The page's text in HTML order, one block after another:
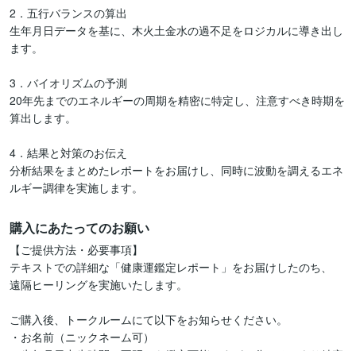
2．五行バランスの算出
生年月日データを基に、木火土金水の過不足をロジカルに導き出し
ます。
3．バイオリズムの予測
20年先までのエネルギーの周期を精密に特定し、注意すべき時期を
算出します。
4．結果と対策のお伝え
分析結果をまとめたレポートをお届けし、同時に波動を調えるエネ
ルギー調律を実施します。
購入にあたってのお願い
【ご提供方法・必要事項】
テキストでの詳細な「健康運鑑定レポート」をお届けしたのち、
遠隔ヒーリングを実施いたします。
ご購入後、トークルームにて以下をお知らせください。
・お名前（ニックネーム可）